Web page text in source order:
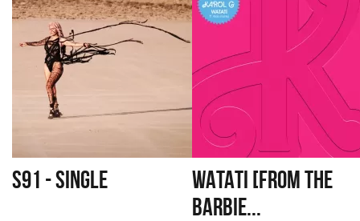
S91 - SINGLE
WATATI [FROM THE
BARBIE...